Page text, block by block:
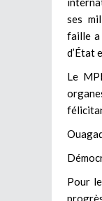
ses
faille a
d’État
Le
Pour